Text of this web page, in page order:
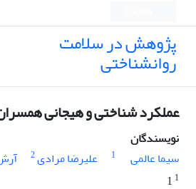
پژوهش در سلامت
روانشناختی
عملکرد شناختی و هیجانی
نویسندگان
سیما عالمی
1 علیرضا مرادی2
1